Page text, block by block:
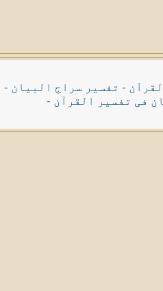
- تفسیر سراج البیان -
فی تفسیر القرآن -